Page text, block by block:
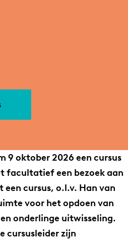
oktober 2026 een cursus
facultatief een bezoek aan
cursus, o.l.v. Han van
voor het opdoen van
onderlinge uitwisseling.
cursusleider zijn